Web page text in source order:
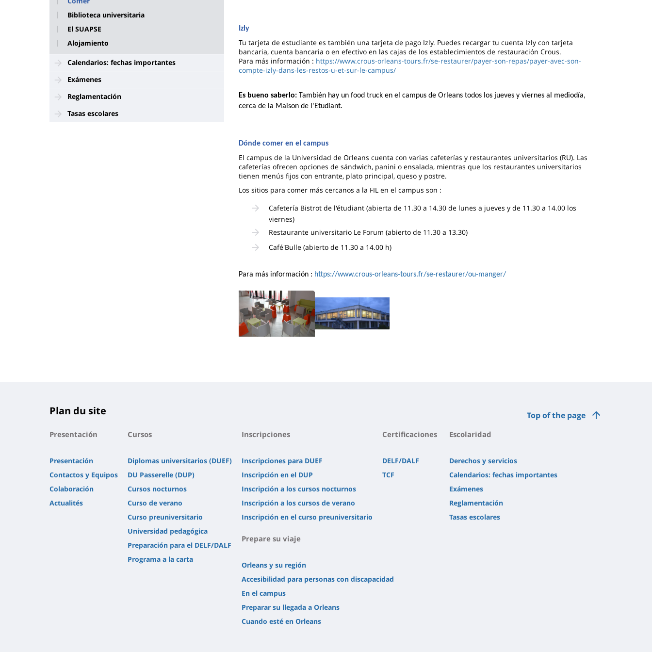
Biblioteca universitaria
El SUAPSE
Alojamiento
Calendarios: fechas importantes
Exámenes
Reglamentación
Tasas escolares
la
page
principale
Izly
Tu tarjeta de estudiante es también una tarjeta de pago Izly. Puedes recargar tu cuenta Izly con tarjeta
bancaria, cuenta bancaria o en efectivo en las cajas de los establecimientos de restauración Crous.
Para más información : https://www.crous-orleans-tours.fr/se-restaurer/payer-son-repas/payer-avec-son-
compte-izly-dans-les-restos-u-et-sur-le-campus/
Es bueno saberlo: También hay un food truck en el campus de Orleans todos los jueves y viernes al mediodía,
cerca de la Maison de l'Etudiant.
Dónde comer en el campus
El campus de la Universidad de Orleans cuenta con varias cafeterías y restaurantes universitarios (RU). Las
cafeterías ofrecen opciones de sándwich, panini o ensalada, mientras que los restaurantes universitarios
tienen menús fijos con entrante, plato principal, queso y postre.
Los sitios para comer más cercanos a la FIL en el campus son :
Cafetería Bistrot de l'étudiant (abierta de 11.30 a 14.30 de lunes a jueves y de 11.30 a 14.00 los
viernes)
Restaurante universitario Le Forum (abierto de 11.30 a 13.30)
Café'Bulle (abierto de 11.30 a 14.00 h)
Para más información : https://www.crous-orleans-tours.fr/se-restaurer/ou-manger/
Top of the page
Plan du site
Presentación
Presentación
Contactos y Equipos
Colaboración
Actualités
Cursos
Diplomas universitarios (DUEF)
DU Passerelle (DUP)
Cursos nocturnos
Curso de verano
Curso preuniversitario
Universidad pedagógica
Preparación para el DELF/DALF
Programa a la carta
Inscripciones
Inscripciones para DUEF
Inscripción en el DUP
Inscripción a los cursos nocturnos
Inscripción a los cursos de verano
Inscripción en el curso preuniversitario
Certificaciones
DELF/DALF
TCF
Escolaridad
Derechos y servicios
Calendarios: fechas importantes
Exámenes
Reglamentación
Tasas escolares
Prepare su viaje
Orleans y su región
Accesibilidad para personas con discapacidad
En el campus
Preparar su llegada a Orleans
Cuando esté en Orleans